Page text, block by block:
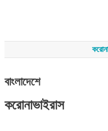
বাংলাদেশে
করোনাভাইরাস